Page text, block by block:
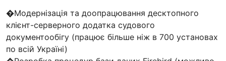
�Модернізація та доопрацювання десктопного
клієнт-серверного додатка судового
документообігу (працює більше ніж в 700 установах
по всій Україні)